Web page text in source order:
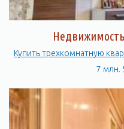
Купить трехкомнатную
7 млн.